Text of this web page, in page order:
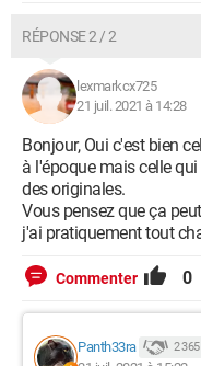
RÉPONSE 2 / 2
lexmarkcx725
21 juil. 2021 à 14:28
Bonjour, Oui c'est bien
à l'époque mais celle
des originales.
Vous pensez que ça
j'ai pratiquement tout
Commenter 0
Panth33ra 2 365